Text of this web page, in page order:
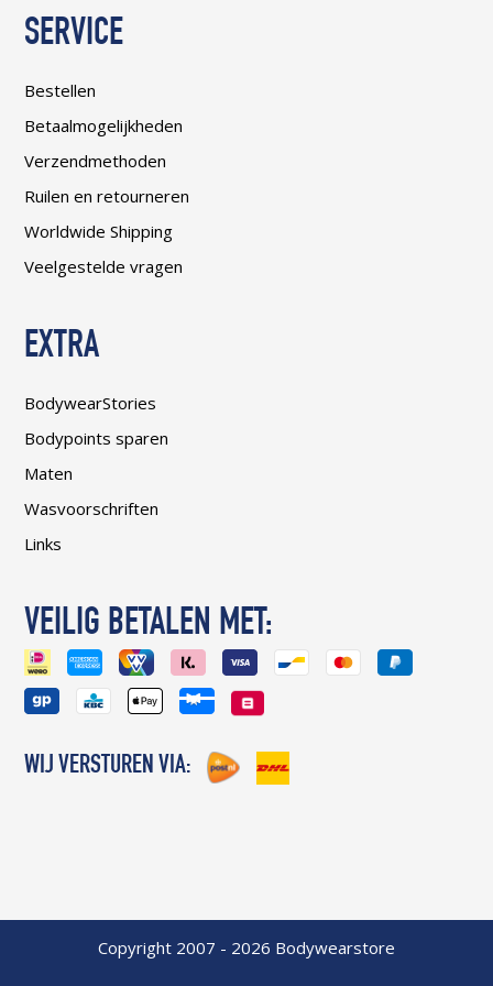
SERVICE
Bestellen
Betaalmogelijkheden
Verzendmethoden
Ruilen en retourneren
Worldwide Shipping
Veelgestelde vragen
EXTRA
BodywearStories
Bodypoints sparen
Maten
Wasvoorschriften
Links
VEILIG BETALEN MET:
WIJ VERSTUREN VIA:
Copyright 2007 - 2026 Bodywearstore